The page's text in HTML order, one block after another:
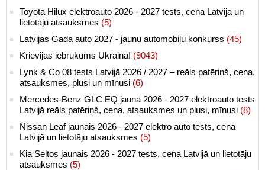
Toyota Hilux elektroauto 2026 - 2027 tests, cena Latvijā un
lietotāju atsauksmes (5)
Latvijas Gada auto 2027 - jaunu automobiļu konkurss (45)
Krievijas iebrukums Ukrainā! (9043)
Lynk & Co 08 tests Latvijā 2026 / 2027 – reāls patēriņš, cena,
atsauksmes, plusi un mīnusi (6)
Mercedes-Benz GLC EQ jaunā 2026 - 2027 elektroauto tests
Latvijā reāls patēriņš, cena, atsauksmes un plusi, mīnusi (8)
Nissan Leaf jaunais 2026 - 2027 elektro auto tests, cena
Latvijā un lietotāju atsauksmes (5)
Kia Seltos jaunais 2026 - 2027 tests, cena Latvijā un lietotāju
atsauksmes (5)